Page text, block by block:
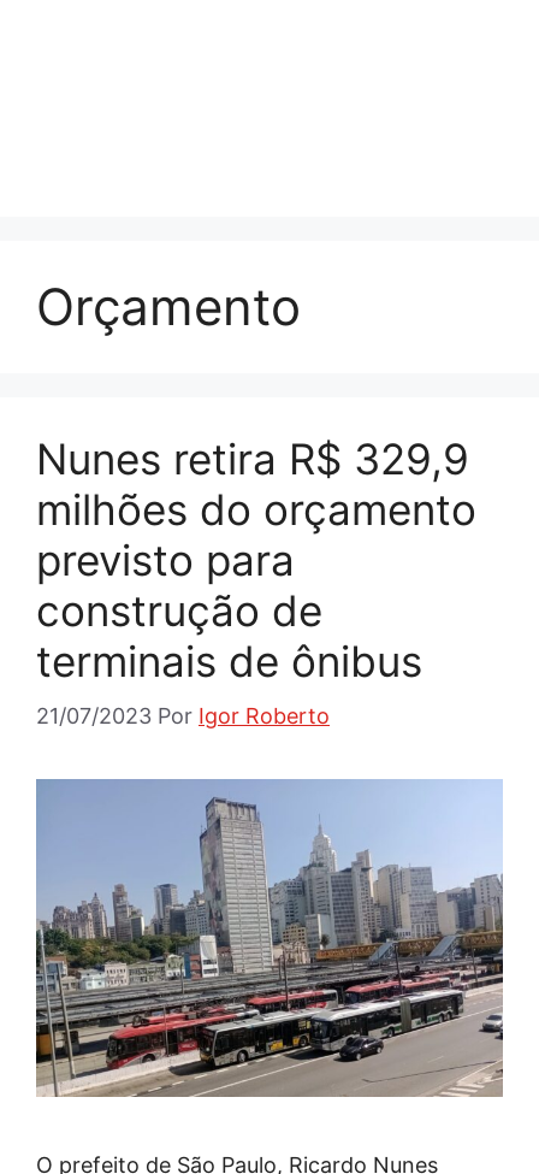
Orçamento
Nunes retira R$ 329,9
milhões do orçamento
previsto para
construção de
terminais de ônibus
21/07/2023 Por Igor Roberto
O prefeito de São Paulo, Ricardo Nunes